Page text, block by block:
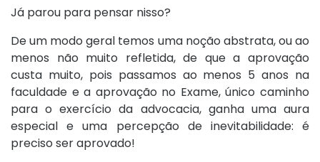
Já parou para pensar nisso?
De um modo geral temos uma noção abstrata, ou ao
menos não muito refletida, de que a aprovação
custa muito, pois passamos ao menos 5 anos na
faculdade e a aprovação no Exame, único caminho
para o exercício da advocacia, ganha uma aura
especial e uma percepção de inevitabilidade: é
preciso ser aprovado!